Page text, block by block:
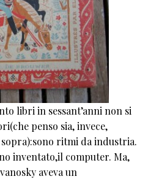
libri in sessant’anni non si
penso sia, invece,
sopra):sono ritmi da industria.
inventato,il computer. Ma,
aveva un